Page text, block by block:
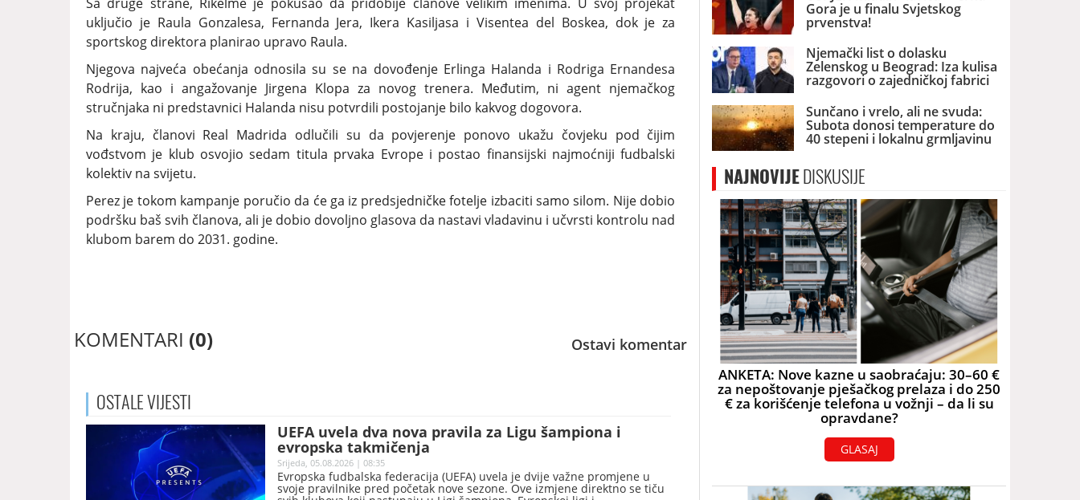
uključio je Raula Gonzalesa, Fernanda Jera, Ikera Kasiljasa i Visentea del Boskea, dok je za
sportskog direktora planirao upravo Raula.
Njegova najveća obećanja odnosila su se na dovođenje Erlinga Halanda i Rodriga Ernandesa
Rodrija, kao i angažovanje Jirgena Klopa za novog trenera. Međutim, ni agent njemačkog
stručnjaka ni predstavnici Halanda nisu potvrdili postojanje bilo kakvog dogovora.
Na kraju, članovi Real Madrida odlučili su da povjerenje ponovo ukažu čovjeku pod čijim
vođstvom je klub osvojio sedam titula prvaka Evrope i postao finansijski najmoćniji fudbalski
kolektiv na svijetu.
Perez je tokom kampanje poručio da će ga iz predsjedničke fotelje izbaciti samo silom. Nije dobio
podršku baš svih članova, ali je dobio dovoljno glasova da nastavi vladavinu i učvrsti kontrolu nad
klubom barem do 2031. godine.
KOMENTARI (0) Ostavi komentar
OSTALEVIJESTI
UEFA uvela dva nova pravila za Ligu šampiona i
evropska takmičenja
Srijeda, 05.08.2026 | 08:35
Evropska fudbalska federacija (UEFA) uvela je dvije važne promjene u
svoje pravilnike pred početak nove sezone. Ove izmjene direktno se tiču
Gora je u finalu Svjetskog
prvenstva!
Njemački list o dolasku
Zelenskog u Beograd: Iza kulisa
razgovori o zajedničkoj fabrici
dronova u Srbiji
Sunčano i vrelo, ali ne svuda:
Subota donosi temperature do
40 stepeni i lokalnu grmljavinu
NAJNOVIJEDISKUSIJE
ANKETA: Nove kazne u saobraćaju: 30–60 €
za nepoštovanje pješačkog prelaza i do 250
€ za korišćenje telefona u vožnji – da li su
opravdane?
GLASAJ